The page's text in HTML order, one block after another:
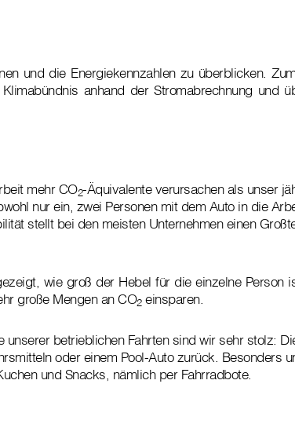
und die Energiekennzahlen zu überblicken.
anhand der Stromabrechnung und
mehr CO2-Äquivalente verursachen als unser
nur ein, zwei Personen mit dem Auto in die
stellt bei den meisten Unternehmen einen
wie groß der Hebel für die einzelne Person
große Mengen an CO2einsparen.
betrieblichen Fahrten sind wir sehr stolz:
oder einem Pool-Auto zurück. Besonders
und Snacks, nämlich per Fahrradbote.